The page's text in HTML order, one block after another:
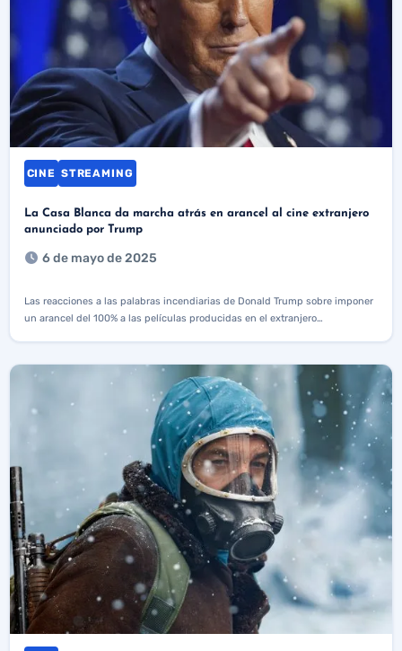
CINE STREAMING
La Casa Blanca da marcha atrás en arancel al cine extranjero
anunciado por Trump
6 de mayo de 2025
Las reacciones a las palabras incendiarias de Donald Trump sobre imponer
un arancel del 100% a las películas producidas en el extranjero…